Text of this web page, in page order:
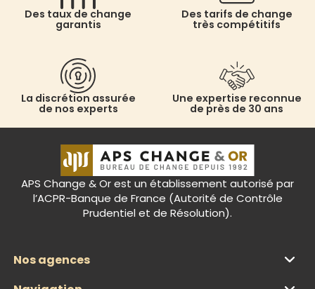
Des taux de change
garantis
Des tarifs de change
très compétitifs
La discrétion assurée
de nos experts
Une expertise reconnue
de près de 30 ans
APS Change & Or est un établissement autorisé par
l’ACPR-Banque de France (Autorité de Contrôle
Prudentiel et de Résolution).
Nos agences